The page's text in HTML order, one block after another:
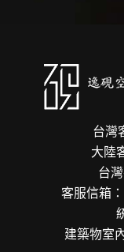
台灣
大陸
台
客服信箱
建築物室